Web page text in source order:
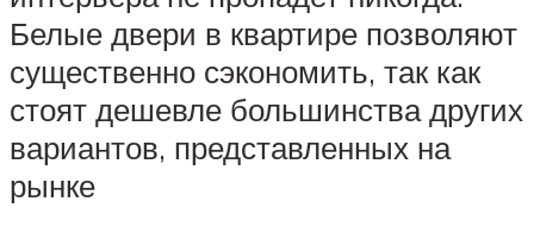
Белые двери в квартире позволяют
существенно сэкономить, так как
стоят дешевле большинства других
вариантов, представленных на
рынке